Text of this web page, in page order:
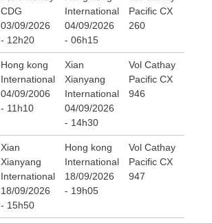
CDG
03/09/2026
- 12h20
International
04/09/2026
- 06h15
Pacific CX
260
Hong kong
International
04/09/2006
- 11h10
Xian
Xianyang
International
04/09/2026
- 14h30
Vol Cathay
Pacific CX
946
Xian
Xianyang
International
18/09/2026
- 15h50
Hong kong
International
18/09/2026
- 19h05
Vol Cathay
Pacific CX
947